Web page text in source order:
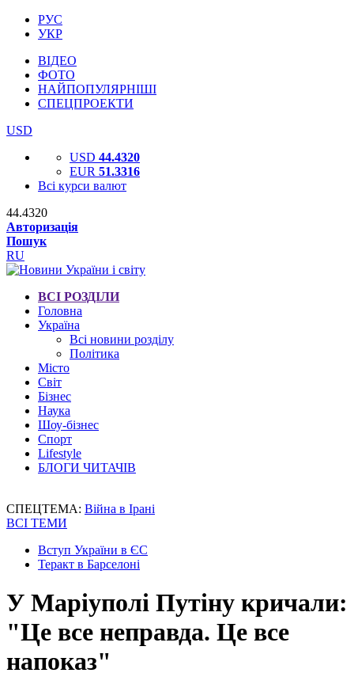
РУС
УКР
ВІДЕО
ФОТО
НАЙПОПУЛЯРНІШІ
СПЕЦПРОЕКТИ
USD
USD 44.4320
EUR 51.3316
Всі курси валют
44.4320
Авторизація
Пошук
RU
ВСІ РОЗДІЛИ
Головна
Україна
Всі новини розділу
Політика
Місто
Світ
Бізнес
Наука
Шоу-бізнес
Спорт
Lifestyle
БЛОГИ ЧИТАЧІВ
СПЕЦТЕМА: Війна в Ірані
ВСІ ТЕМИ
Вступ України в ЄС
Теракт в Барселоні
У Маріуполі Путіну кричали:
"Це все неправда. Це все
напоказ"